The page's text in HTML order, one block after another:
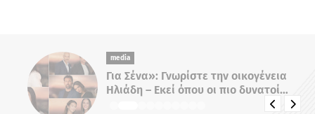
media
Για Σένα»: Γνωρίστε την οικογένεια
Ηλιάδη – Εκεί όπου οι πιο δυνατοί
δεσμοί δοκιμάζονται περισσότερο !